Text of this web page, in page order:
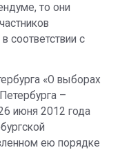
то они
соответствии с
«О выборах
–
июня 2012 года
ею порядке